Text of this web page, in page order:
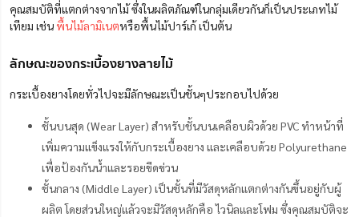
คุณสมบัติที่แตกต่างจากไม้ ซึ่งในผลิตภัณฑ์ในกลุ่มเดียวกันก็เป็นประเภทไม้
เทียม เช่น พื้นไม้ลามิเนตหรือพื้นไม้ปาร์เก้ เป็นต้น
ลักษณะของกระเบื้องยางลายไม้
กระเบื้องยางโดยทั่วไปจะมีลักษณะเป็นชั้นๆประกอบไปด้วย
ชั้นบนสุด (Wear Layer) สำหรับชั้นบนเคลือบผิวด้วย PVC ทำหน้าที่
เพิ่มความแข็งแรงให้กับกระเบื้องยาง และเคลือบด้วย Polyurethane
เพื่อป้องกันน้ำและรอยขีดข่วน
ชั้นกลาง (Middle Layer) เป็นชั้นที่มีวัสดุหลักแตกต่างกันขึ้นอยู่กับผู้
ผลิต โดยส่วนใหญ่แล้วจะมีวัสดุหลักคือ ไวนิลและโฟม ซึ่งคุณสมบัติจะ